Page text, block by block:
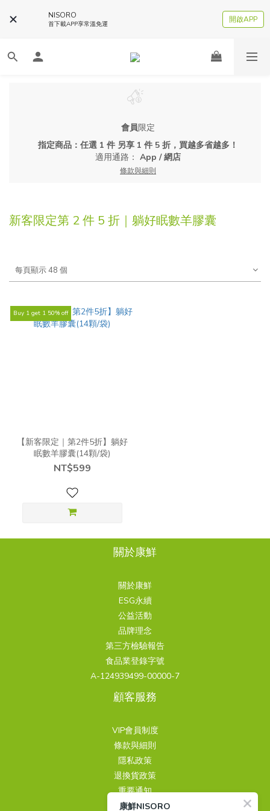
NISORO
首下載APP享常溫免運 開啟APP
會員限定
指定商品：任選 1 件 另享 1 件 5 折，買越多省越多！
適用通路： App / 網店
條款與細則
新客限定第 2 件 5 折｜躺好眠數羊膠囊
每頁顯示 48 個
Buy 1 get 1 50% off
【新客限定｜第2件5折】躺好
眠數羊膠囊(14顆/袋)
NT$599
關於康鮮
關於康鮮
ESG永續
公益活動
品牌理念
第三方檢驗報告
食品業登錄字號
A-124939499-00000-7
顧客服務
VIP會員制度
條款與細則
隱私政策
退換貨政策
重要通知
康鮮NISORO